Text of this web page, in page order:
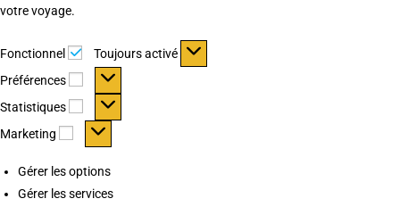
votre voyage.
Fonctionnel Fonctionnel
Toujours activé
Préférences
Préférences
Statistiques Statistiques
Marketing Marketing
Gérer les options
Gérer les services